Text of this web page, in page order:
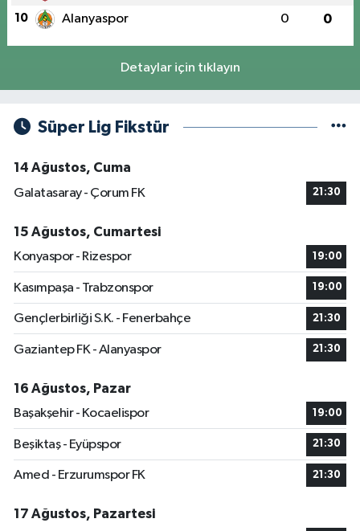
10 Alanyaspor 0 0
Detaylar için tıklayın
Süper Lig Fikstür
14 Ağustos, Cuma
Galatasaray - Çorum FK
21:30
15 Ağustos, Cumartesi
Konyaspor - Rizespor
19:00
Kasımpaşa - Trabzonspor 19:00
Gençlerbirliği S.K. - Fenerbahçe 21:30
Gaziantep FK - Alanyaspor 21:30
16 Ağustos, Pazar
Başakşehir - Kocaelispor
19:00
Beşiktaş - Eyüpspor 21:30
Amed - Erzurumspor FK 21:30
17 Ağustos, Pazartesi